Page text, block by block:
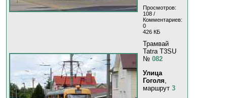
Просмотров:
108 /
Комментариев:
0
426 КБ
Трамвай
Tatra T3SU
№ 082
Улица
Гоголя,
маршрут 3